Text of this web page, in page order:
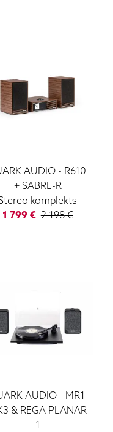
AUDIO - R610
+ SABRE-R
komplekts
1 799€ 2 198€
AUDIO - MR1
& REGA PLANAR
1